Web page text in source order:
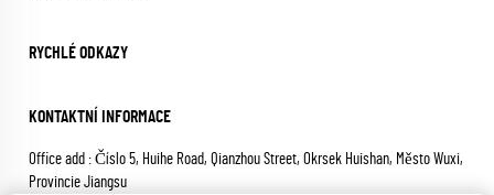
RYCHLÉ ODKAZY
KONTAKTNÍ INFORMACE
Office add : Číslo 5, Huihe Road, Qianzhou Street, Okrsek Huishan, Město Wuxi,
Provincie Jiangsu